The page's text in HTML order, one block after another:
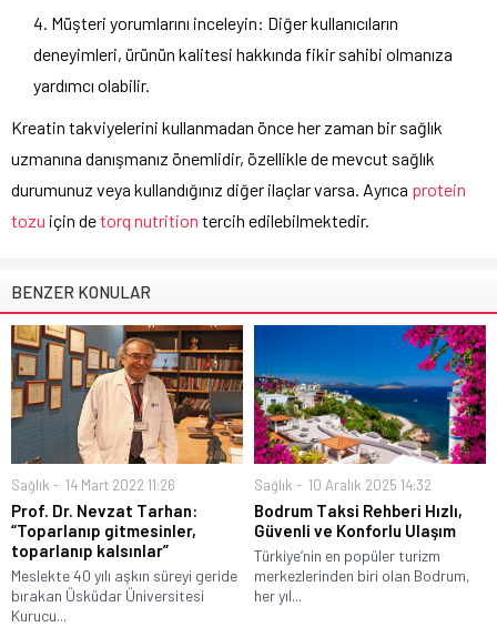
Müşteri yorumlarını inceleyin: Diğer kullanıcıların
deneyimleri, ürünün kalitesi hakkında fikir sahibi olmanıza
yardımcı olabilir.
Kreatin takviyelerini kullanmadan önce her zaman bir sağlık
uzmanına danışmanız önemlidir, özellikle de mevcut sağlık
durumunuz veya kullandığınız diğer ilaçlar varsa. Ayrıca protein
tozu için detorq nutrition tercih edilebilmektedir.
BENZER KONULAR
Sağlık 14 Mart 2022 11:26
Prof. Dr. Nevzat Tarhan:
“Toparlanıp gitmesinler,
toparlanıp kalsınlar”
Meslekte 40 yılı aşkın süreyi geride
bırakan Üsküdar Üniversitesi
Kurucu...
Sağlık 10 Aralık 2025 14:32
Bodrum Taksi Rehberi Hızlı,
Güvenli ve Konforlu Ulaşım
Türkiye’nin en popüler turizm
merkezlerinden biri olan Bodrum,
her yıl...